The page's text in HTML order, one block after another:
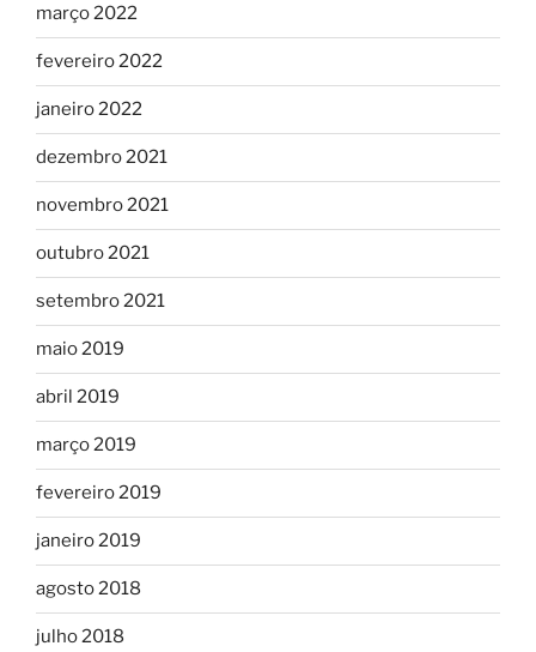
março 2022
fevereiro 2022
janeiro 2022
dezembro 2021
novembro 2021
outubro 2021
setembro 2021
maio 2019
abril 2019
março 2019
fevereiro 2019
janeiro 2019
agosto 2018
julho 2018